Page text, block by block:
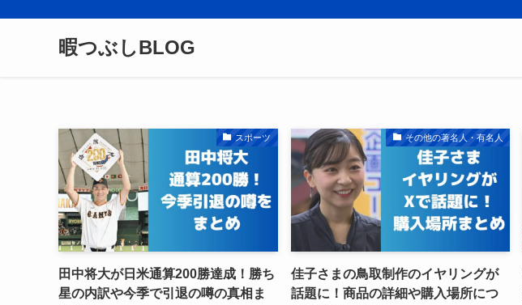
暇つぶしBLOG
スポーツ
田中将大が日米通算200勝達成！勝ち
星の内訳や今季で引退の噂の真相ま
その他の著名人・有名人
佳子さまの鳥取制作のイヤリングが
話題に！商品の詳細や購入場所につ